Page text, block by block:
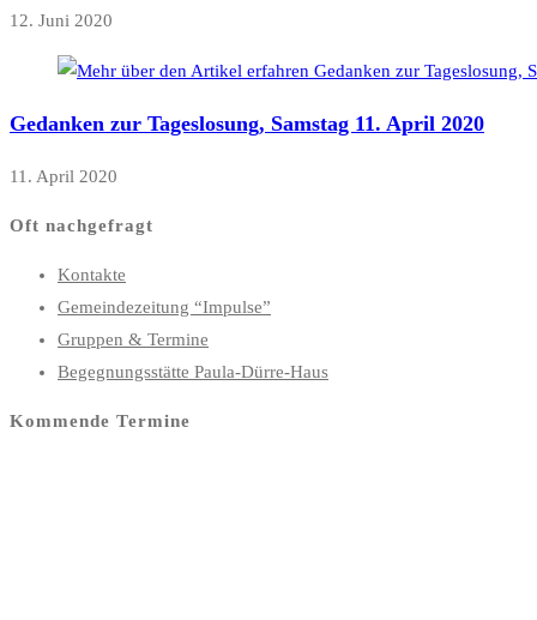
12. Juni 2020
Gedanken zur Tageslosung, Samstag 11. April 2020
11. April 2020
Oft nachgefragt
Kontakte
Gemeindezeitung “Impulse”
Gruppen & Termine
Begegnungsstätte Paula-Dürre-Haus
Kommende Termine